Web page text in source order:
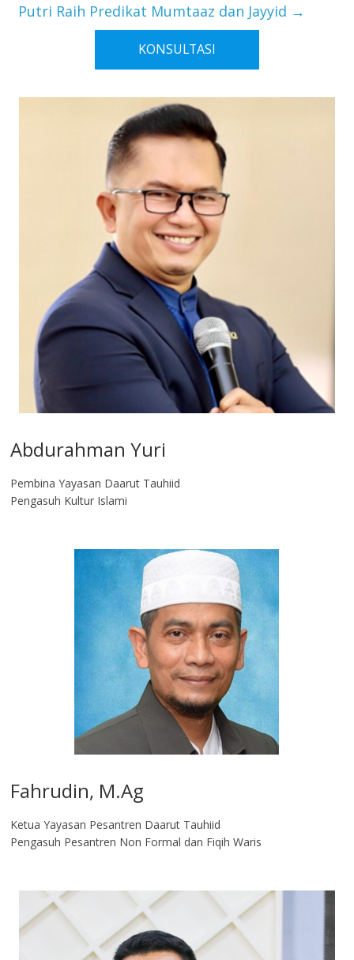
Putri Raih Predikat Mumtaaz dan Jayyid →
KONSULTASI
Abdurahman Yuri
Pembina Yayasan Daarut Tauhiid
Pengasuh Kultur Islami
Fahrudin, M.Ag​
Ketua Yayasan Pesantren Daarut Tauhiid
Pengasuh Pesantren Non Formal dan Fiqih Waris